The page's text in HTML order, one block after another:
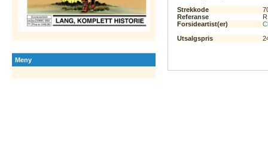
Meny
Strekkode
Referanse
Forsideartist(er)
Utsalgspris